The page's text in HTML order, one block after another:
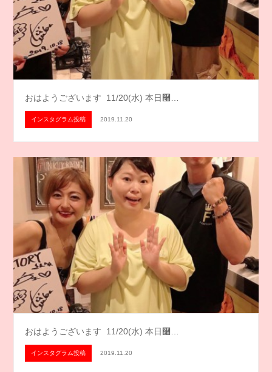
おはようございます️ 11/20(水) 本日࿠…
インスタグラム投稿 2019.11.20
おはようございます️ 11/20(水) 本日࿠…
インスタグラム投稿 2019.11.20